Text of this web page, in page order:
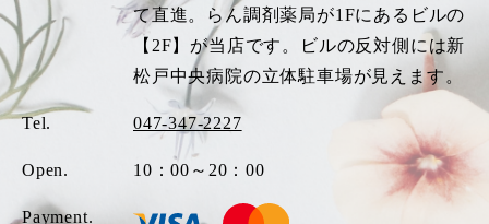
て直進。らん調剤薬局が1Fにあるビルの
【2F】が当店です。ビルの反対側には新
松戸中央病院の立体駐車場が見えます。
Tel. 047-347-2227
Open. 10：00～20：00
Payment.